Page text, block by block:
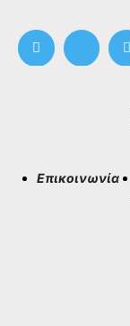
Επικοινωνία